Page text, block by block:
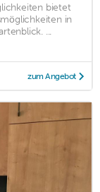
bietet
in
...
zum Angebot